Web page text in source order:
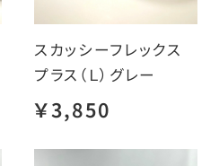
スカッシーフレックス
プラス（Ｌ）グレー
￥3,850